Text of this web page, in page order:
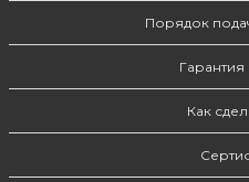
Порядок
Гарантия
Как